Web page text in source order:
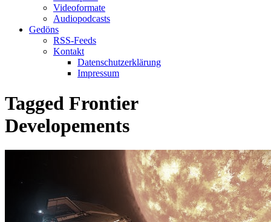
Videoformate
Audiopodcasts
Gedöns
RSS-Feeds
Kontakt
Datenschutzerklärung
Impressum
Tagged Frontier
Developements